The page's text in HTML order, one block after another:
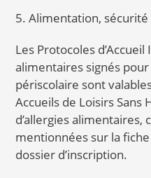
5. Alimentation, sécurité
Les Protocoles
alimentaires signés
périscolaire sont
Accueils de Loisirs Sans
d’allergies
mentionnées sur la
dossier d’inscription.